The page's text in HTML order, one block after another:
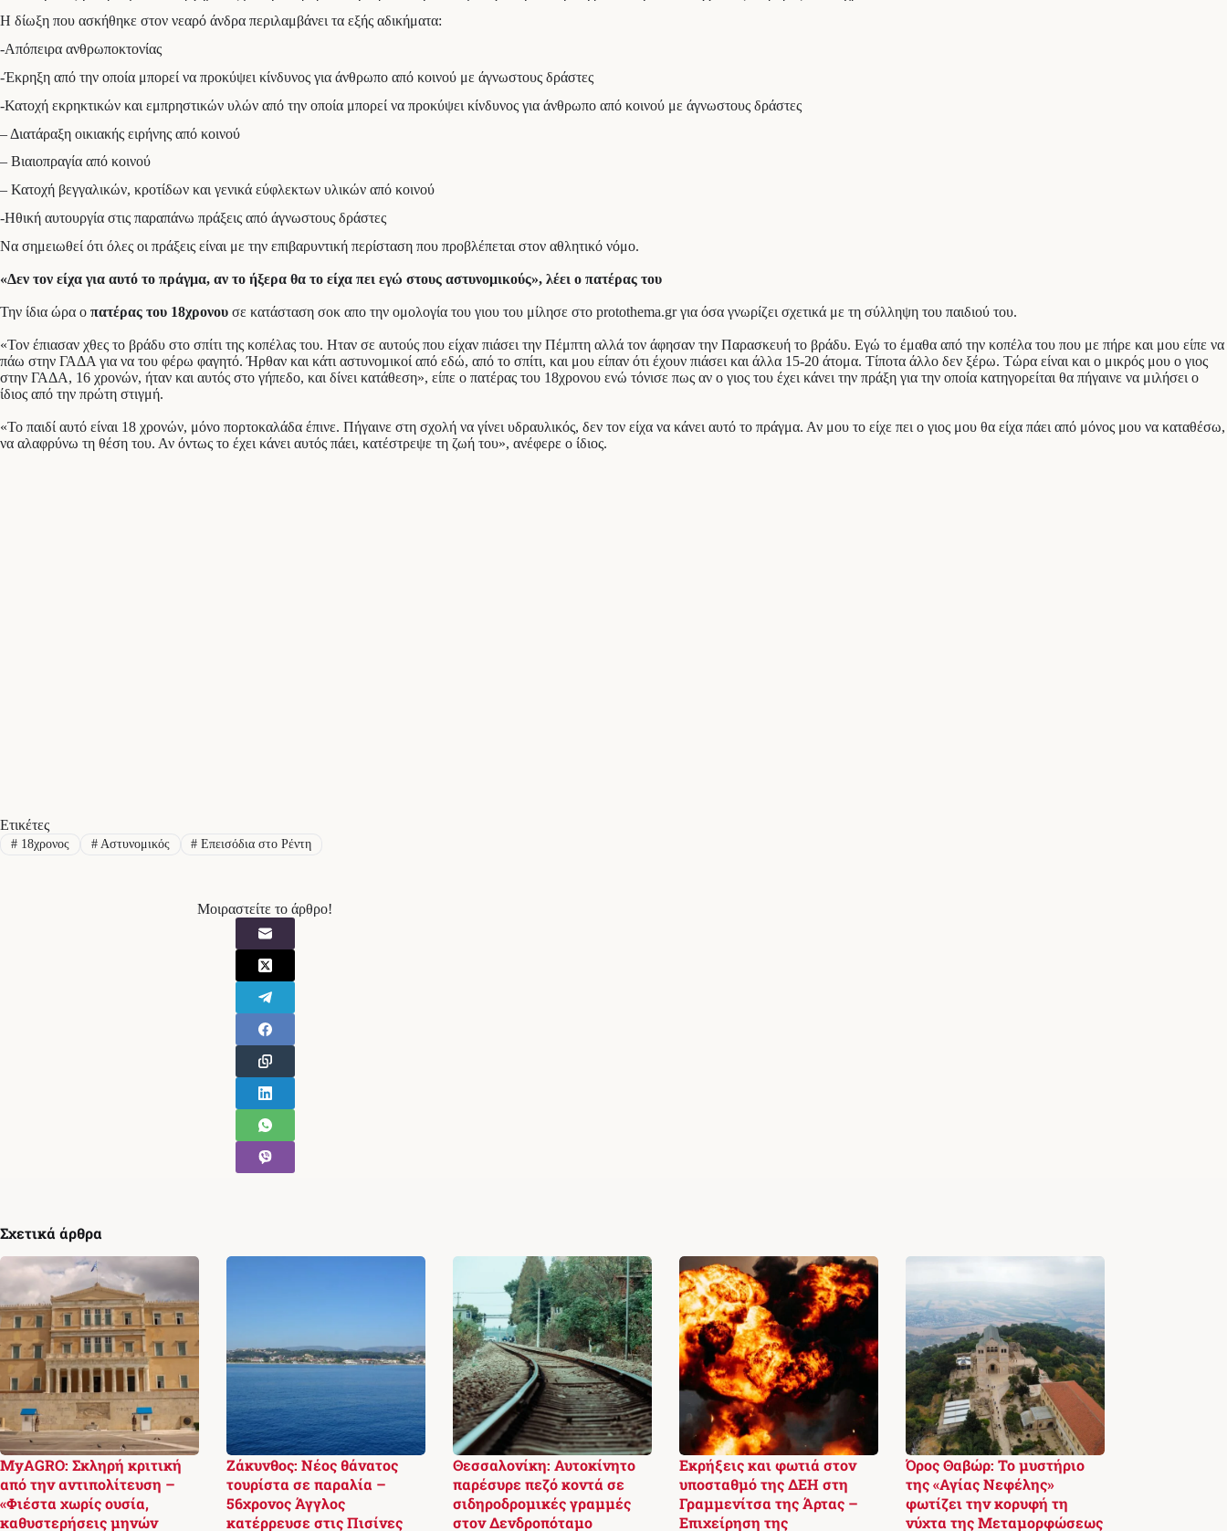
Η δίωξη που ασκήθηκε στον νεαρό άνδρα περιλαμβάνει τα εξής αδικήματα:
-Απόπειρα ανθρωποκτονίας
-Έκρηξη από την οποία μπορεί να προκύψει κίνδυνος για άνθρωπο από κοινού με άγνωστους δράστες
-Κατοχή εκρηκτικών και εμπρηστικών υλών από την οποία μπορεί να προκύψει κίνδυνος για άνθρωπο από κοινού με άγνωστους δράστες
– Διατάραξη οικιακής ειρήνης από κοινού
– Βιαιοπραγία από κοινού
– Κατοχή βεγγαλικών, κροτίδων και γενικά εύφλεκτων υλικών από κοινού
-Ηθική αυτουργία στις παραπάνω πράξεις από άγνωστους δράστες
Να σημειωθεί ότι όλες οι πράξεις είναι με την επιβαρυντική περίσταση που προβλέπεται στον αθλητικό νόμο.
«Δεν τον είχα για αυτό το πράγμα, αν το ήξερα θα το είχα πει εγώ στους αστυνομικούς», λέει ο πατέρας του
Την ίδια ώρα ο πατέρας του 18χρονου σε κατάσταση σοκ απο την ομολογία του γιου του μίλησε στο protothema.gr για όσα γνωρίζει σχετικά με τη σύλληψη του παιδιού του.
«Τον έπιασαν χθες το βράδυ στο σπίτι της κοπέλας του. Ηταν σε αυτούς που είχαν πιάσει την Πέμπτη αλλά τον άφησαν την Παρασκευή το βράδυ. Εγώ το έμαθα από την κοπέλα του που με πήρε και μου είπε να
πάω στην ΓΑΔΑ για να του φέρω φαγητό. Ήρθαν και κάτι αστυνομικοί από εδώ, από το σπίτι, και μου είπαν ότι έχουν πιάσει και άλλα 15-20 άτομα. Τίποτα άλλο δεν ξέρω. Τώρα είναι και ο μικρός μου ο γιος
στην ΓΑΔΑ, 16 χρονών, ήταν και αυτός στο γήπεδο, και δίνει κατάθεση», είπε ο πατέρας του 18χρονου ενώ τόνισε πως αν ο γιος του έχει κάνει την πράξη για την οποία κατηγορείται θα πήγαινε να μιλήσει ο
ίδιος από την πρώτη στιγμή.
«Το παιδί αυτό είναι 18 χρονών, μόνο πορτοκαλάδα έπινε. Πήγαινε στη σχολή να γίνει υδραυλικός, δεν τον είχα να κάνει αυτό το πράγμα. Αν μου το είχε πει ο γιος μου θα είχα πάει από μόνος μου να καταθέσω,
να αλαφρύνω τη θέση του. Αν όντως το έχει κάνει αυτός πάει, κατέστρεψε τη ζωή του», ανέφερε ο ίδιος.
Ετικέτες
#18χρονος #Αστυνομικός # Επεισόδια στο Ρέντη
Μοιραστείτε το άρθρο!
Σχετικά άρθρα
MyAGRO: Σκληρή κριτική
από την αντιπολίτευση –
«Φιέστα χωρίς ουσία,
καθυστερήσεις μηνών
Ζάκυνθος: Νέος θάνατος
τουρίστα σε παραλία –
56χρονος Άγγλος
κατέρρευσε στις Πισίνες
Θεσσαλονίκη: Αυτοκίνητο
παρέσυρε πεζό κοντά σε
σιδηροδρομικές γραμμές
στον Δενδροπόταμο
Εκρήξεις και φωτιά στον
υποσταθμό της ΔΕΗ στη
Γραμμενίτσα της Άρτας –
Επιχείρηση της
Όρος Θαβώρ: Το μυστήριο
της «Αγίας Νεφέλης»
φωτίζει την κορυφή τη
νύχτα της Μεταμορφώσεως